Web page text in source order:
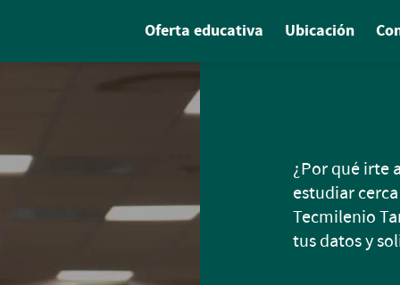
Oferta educativa Ubicación
¿Por qué irte
estudiar
Tecmilenio
tus datos y